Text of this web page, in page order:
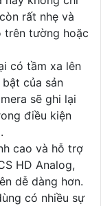
rất nhẹ và
trên tường hoặc
có tầm xa lên
của sản
sẽ ghi lại
điều kiện
cao và hỗ trợ
HD Analog,
dễ dàng hơn.
có nhiều sự